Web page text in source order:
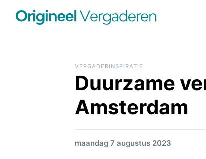
VERGADERINSPIRATIE
Duurzame
Amsterdam
maandag 7 augustus 2023